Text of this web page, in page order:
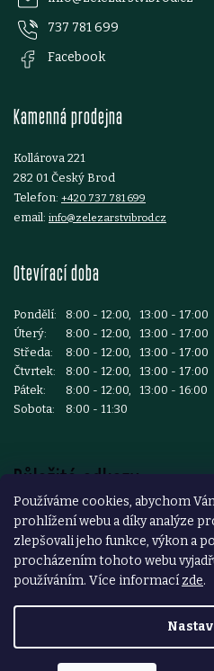
Používáme cookies, abychom
prohlížení webu a díky analýze
zlepšovali jeho funkce, výkon a
procházením tohoto webu
používáním. Více informací zde.
737 781 699
Facebook
Kamenná prodejna
Kollárova 221
282 01 Český Brod
Telefon: +420 737 781 699
email: info@zelezarstvibrod.cz
Otevírací doba
Pondělí:
8:00 - 12:00, 13:00 - 17:00
Úterý:
8:00 - 12:00, 13:00 - 17:00
Středa:
8:00 - 12:00, 13:00 - 17:00
Čtvrtek:
8:00 - 12:00, 13:00 - 17:00
Pátek:
8:00 - 12:00, 13:00 - 16:00
Sobota:
8:00 - 11:30
Důležité odkazy
Reklamace a vrácení zboží
Obchodní podmínky
Podmínky ochrany osobních údajů